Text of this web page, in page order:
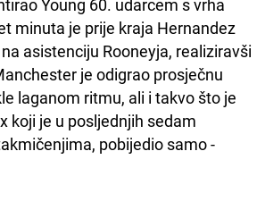
minuta je prije kraja Hernandez
asistenciju Rooneyja, realiziravši
je odigrao prosječnu
laganom ritmu, ali i takvo što je
koji je u posljednjih sedam
pobijedio samo -